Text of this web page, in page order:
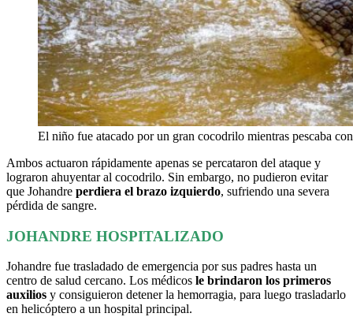
El niño fue atacado por un gran cocodrilo mientras pescaba
Ambos actuaron rápidamente apenas se percataron del ataque y
lograron ahuyentar al cocodrilo. Sin embargo, no pudieron evitar
que Johandre perdiera el brazo izquierdo, sufriendo una severa
pérdida de sangre.
JOHANDRE HOSPITALIZADO
Johandre fue trasladado de emergencia por sus padres hasta un
centro de salud cercano. Los médicos le brindaron los primeros
auxilios y consiguieron detener la hemorragia, para luego trasladarlo
en helicóptero a un hospital principal.